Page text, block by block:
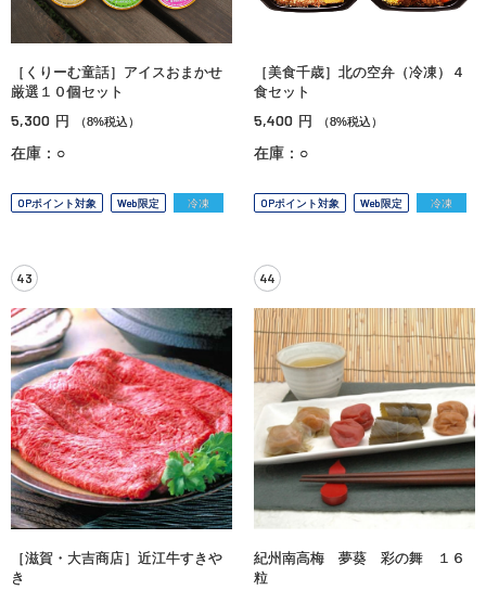
［くりーむ童話］アイスおまかせ
厳選１０個セット
5,300 円 （8%税込）
在庫：○
OPポイント対象 Web限定 冷凍
［美食千歳］北の空弁（冷凍）４
食セット
5,400 円 （8%税込）
在庫：○
OPポイント対象 Web限定 冷凍
43
［滋賀・大吉商店］近江牛すきや
き
44
紀州南高梅 夢葵 彩の舞 １６
粒